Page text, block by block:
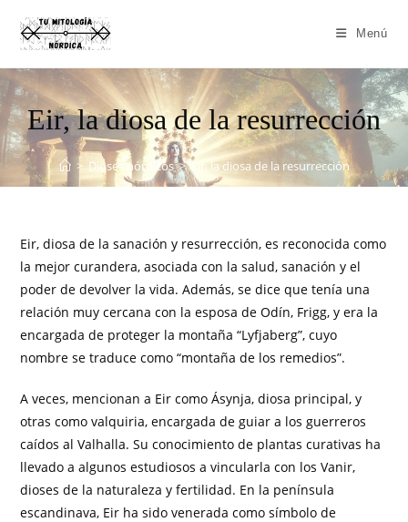
Menú
Eir, la diosa de la resurrección
> Dioses nórdicos > Eir, la diosa de la resurrección
Eir, diosa de la sanación y resurrección, es reconocida como
la mejor curandera, asociada con la salud, sanación y el
poder de devolver la vida. Además, se dice que tenía una
relación muy cercana con la esposa de Odín, Frigg, y era la
encargada de proteger la montaña “Lyfjaberg”, cuyo
nombre se traduce como “montaña de los remedios”.
A veces, mencionan a Eir como Ásynja, diosa principal, y
otras como valquiria, encargada de guiar a los guerreros
caídos al Valhalla. Su conocimiento de plantas curativas ha
llevado a algunos estudiosos a vincularla con los Vanir,
dioses de la naturaleza y fertilidad. En la península
escandinava, Eir ha sido venerada como símbolo de